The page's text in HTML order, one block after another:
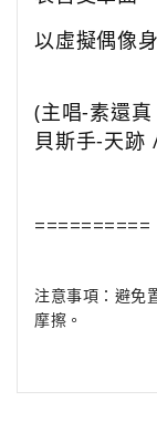
以虛擬偶像
(主唱-素還
貝斯手-天跡
==========
注意事項：避免
摩擦。